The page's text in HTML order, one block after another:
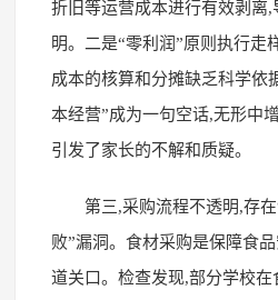
折旧等运营成本进行有效剥离
明。二是“零利润”原则执行走
成本的核算和分摊缺乏科学依
本经营”成为一句空话,无形中
引发了家长的不解和质疑。
第三,采购流程不透明,存
败”漏洞。食材采购是保障食
道关口。检查发现,部分学校